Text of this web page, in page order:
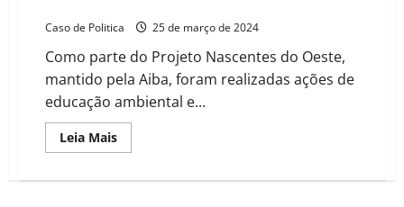
Caso de Politica 25 de março de 2024
Como parte do Projeto Nascentes do Oeste,
mantido pela Aiba, foram realizadas ações de
educação ambiental e...
Leia MaisRead
more
promove